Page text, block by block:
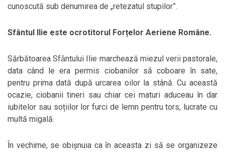
cunoscută sub denumirea de „retezatul stupilor”.
Sfântul Ilie este ocrotitorul Forțelor Aeriene Române.
Sărbătoarea Sfȃntului Ilie marchează miezul verii pastorale,
data când le era permis ciobanilor să coboare în sate,
pentru prima dată după urcarea oilor la stână. Cu această
ocazie, ciobanii tineri sau chiar cei maturi aduceau în dar
iubitelor sau soțiilor lor furci de lemn pentru tors, lucrate cu
multă migală.
Ȋn vechime, se obișnuia ca ȋn aceasta zi să se organizeze